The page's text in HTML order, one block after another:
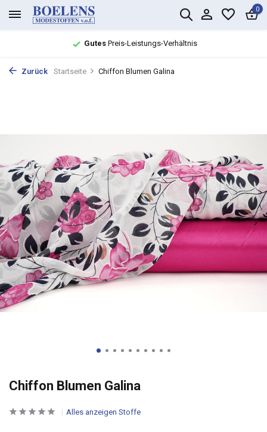
0
GutesPreis-Leistungs-Verhältnis
Zurück Startseite Chiffon Blumen Galina
Chiffon Blumen Galina
Alles anzeigen Stoffe